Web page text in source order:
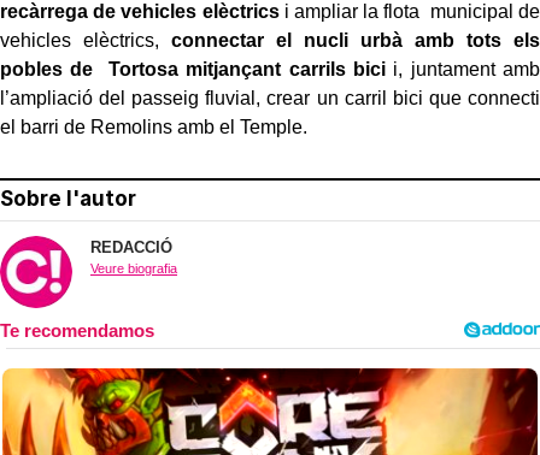
recàrrega de vehicles elèctrics i ampliar la flota municipal de
vehicles elèctrics, connectar el nucli urbà amb tots els
pobles de Tortosa mitjançant carrils bici i, juntament amb
l’ampliació del passeig fluvial,crear un carril bici que connecti
el barri de Remolins amb el Temple.
Sobre l'autor
REDACCIÓ
Veure biografia